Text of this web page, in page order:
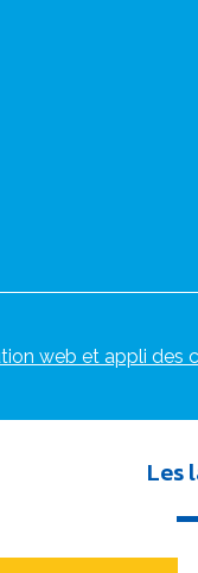
web et appli des
Les